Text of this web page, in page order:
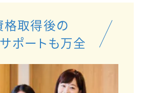
格取得後の
ポートも万全